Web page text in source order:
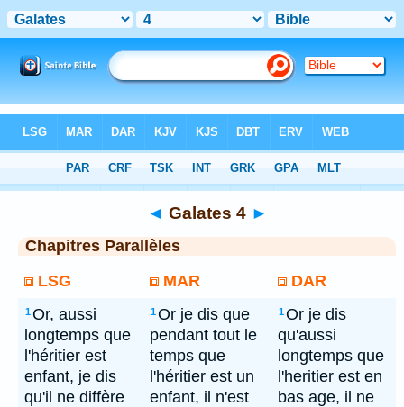
◄ Galates 4 ►
Chapitres Parallèles
LSG
MAR DAR
1Or, aussi
longtemps que
l'héritier est
enfant, je dis
qu'il ne diffère
1Or je dis que
pendant tout le
temps que
l'héritier est un
enfant, il n'est
1Or je dis
qu'aussi
longtemps que
l'heritier est en
bas age, il ne